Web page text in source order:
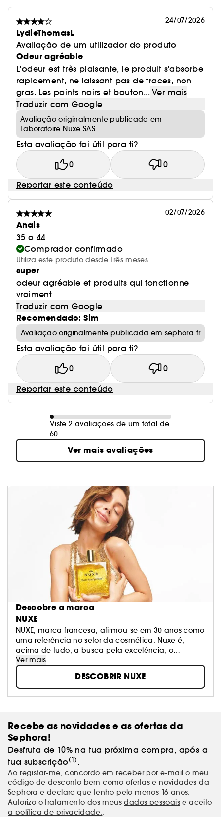
24/07/2026
LydieThomasL
Avaliação de um utilizador do produto
Odeur agréable
L'odeur est très plaisante, le produit s'absorbe
rapidement, ne laissant pas de traces, non
gras. Les points noirs et bouton... Ver mais
Traduzir com Google
Avaliação originalmente publicada em
Laboratoire Nuxe SAS
Esta avaliação foi útil para ti?
0 0
Reportar este conteúdo
02/07/2026
Anais
35 a 44
Comprador confirmado
Utiliza este produto desde Três meses
super
odeur agréable et produits qui fonctionne
vraiment
Traduzir com Google
Recomendado: Sim
Avaliação originalmente publicada em sephora.fr
Esta avaliação foi útil para ti?
0 0
Reportar este conteúdo
Viste 2 avaliações de um total de
60
Ver mais avaliações
Descobre a marca
NUXE
NUXE, marca francesa, afirmou-se em 30 anos como
uma referência no setor da cosmética. Nuxe é,
acima de tudo, a busca pela excelência, o
despertar dos sentidos aliado à força da natureza e
à eficácia da ciência.
Ver mais
DESCOBRIR NUXE
Recebe as novidades e as ofertas da
Sephora!
Desfruta de 10% na tua próxima compra, após a
tua subscrição(1) .
Ao registar-me, concordo em receber por e-mail o meu
código de desconto bem como ofertas e novidades da
Sephora e declaro que tenho pelo menos 16 anos.
Autorizo o tratamento dos meusdados pessoais e aceito
a política de privacidade..